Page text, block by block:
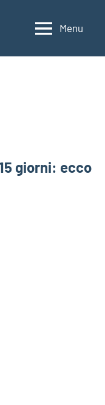
Menu
giorni: ecco